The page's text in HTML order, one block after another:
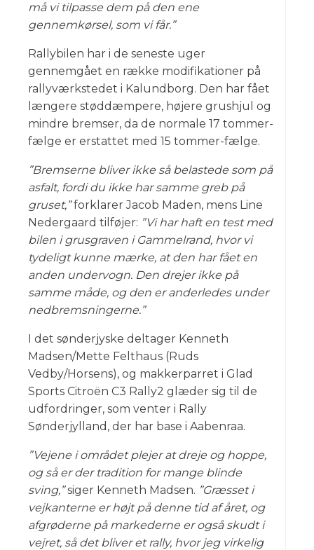
må vi tilpasse dem på den ene
gennemkørsel, som vi får.”
Rallybilen har i de seneste uger
gennemgået en række modifikationer på
rallyværkstedet i Kalundborg. Den har fået
længere støddæmpere, højere grushjul og
mindre bremser, da de normale 17 tommer-
fælge er erstattet med 15 tommer-fælge.
”Bremserne bliver ikke så belastede som på
asfalt, fordi du ikke har samme greb på
gruset,”forklarer Jacob Maden, mens Line
Nedergaard tilføjer: ”Vi har haft en test med
bilen i grusgraven i Gammelrand, hvor vi
tydeligt kunne mærke, at den har fået en
anden undervogn. Den drejer ikke på
samme måde, og den er anderledes under
nedbremsningerne.”
I det sønderjyske deltager Kenneth
Madsen/Mette Felthaus (Ruds
Vedby/Horsens), og makkerparret i Glad
Sports Citroën C3 Rally2 glæder sig til de
udfordringer, som venter i Rally
Sønderjylland, der har base i Aabenraa.
”Vejene i området plejer at dreje og hoppe,
og så er der tradition for mange blinde
sving,”siger Kenneth Madsen. ”Græsset i
vejkanterne er højt på denne tid af året, og
afgrøderne på markederne er også skudt i
vejret, så det bliver et rally, hvor jeg virkelig